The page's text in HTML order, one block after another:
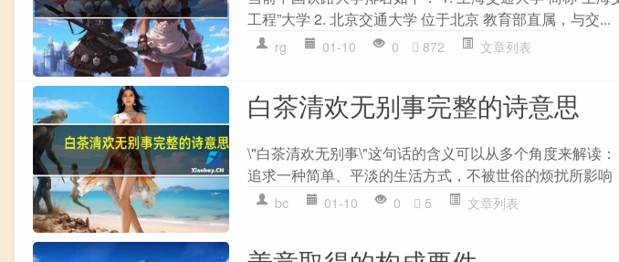
工程”大学 2. 北京交通大学 位于北京 教育部直属，与交...
rg 01-10 0 872 文章列表
白茶清欢无别事完整的诗意思
\"白茶清欢无别事\"这句话的含义可以从多个角度来解读
追求一种简单、平淡的生活方式，不被世俗的烦扰所影响
bc 01-10 0 5 文章列表